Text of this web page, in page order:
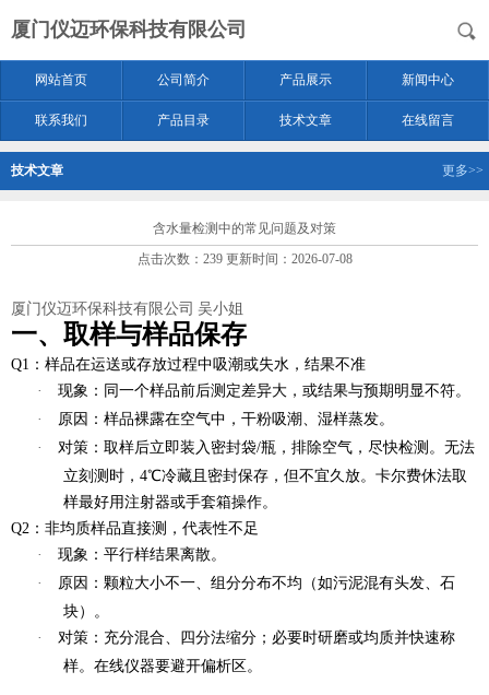
厦门仪迈环保科技有限公司
网站首页 公司简介 产品展示 新闻中心
联系我们 产品目录 技术文章 在线留言
技术文章 更多>>
含水量检测中的常见问题及对策
点击次数：239 更新时间：2026-07-08
厦门仪迈环保科技有限公司 吴小姐
一、取样与样品保存
Q1：样品在运送或存放过程中吸潮或失水，结果不准
·
现象 ：同一个样品前后测定差异大，或结果与预期明显不符。
·
原因 ：样品裸露在空气中，干粉吸潮、湿样蒸发。
·
对策 ：取样后立即装入密封袋/瓶，排除空气，尽快检测。无法
立刻测时，4℃冷藏且密封保存，但不宜久放。卡尔费休法取
样最好用注射器或手套箱操作。
Q2：非均质样品直接测，代表性不足
·
现象 ：平行样结果离散。
·
原因 ：颗粒大小不一、组分分布不均（如污泥混有头发、石
块）。
·
对策 ：充分混合、四分法缩分；必要时研磨或均质并快速称
样。在线仪器要避开偏析区。